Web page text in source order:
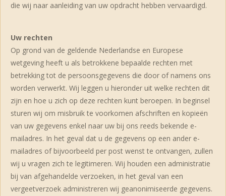
die wij naar aanleiding van uw opdracht hebben vervaardigd.
Uw rechten
Op grond van de geldende Nederlandse en Europese
wetgeving heeft u als betrokkene bepaalde rechten met
betrekking tot de persoonsgegevens die door of namens ons
worden verwerkt. Wij leggen u hieronder uit welke rechten dit
zijn en hoe u zich op deze rechten kunt beroepen. In beginsel
sturen wij om misbruik te voorkomen afschriften en kopieën
van uw gegevens enkel naar uw bij ons reeds bekende e-
mailadres. In het geval dat u de gegevens op een ander e-
mailadres of bijvoorbeeld per post wenst te ontvangen, zullen
wij u vragen zich te legitimeren. Wij houden een administratie
bij van afgehandelde verzoeken, in het geval van een
vergeetverzoek administreren wij geanonimiseerde gegevens.